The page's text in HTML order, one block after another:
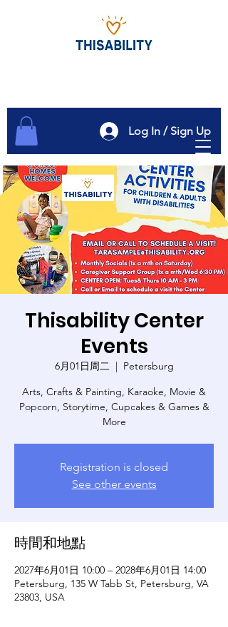
Log In / Sign Up
Thisability Center
Events
6月01日周二
  |
Petersburg
Arts, Crafts & Painting, Karaoke, Movie &
Popcorn, Storytime, Cupcakes & Games &
More
Registration is closed
See other events
時間和地點
2027年6月01日 10:00 – 2028年6月01日 14:00
Petersburg, 135 W Tabb St, Petersburg, VA
23803, USA